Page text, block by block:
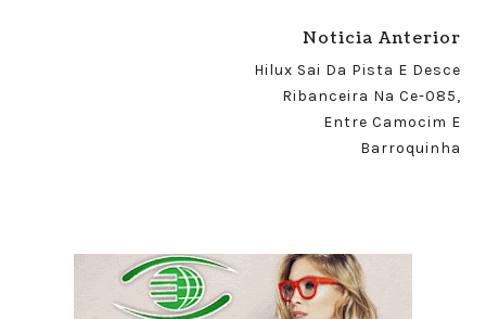
Noticia Anterior
Hilux Sai Da Pista E Desce
Ribanceira Na Ce-085,
Entre Camocim E
Barroquinha